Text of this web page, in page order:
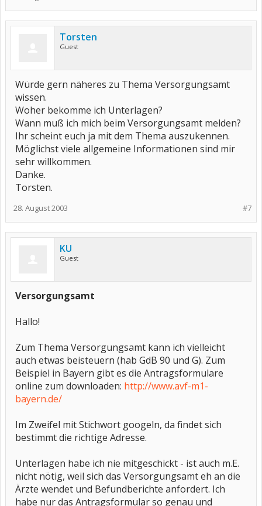
Torsten
Guest
Würde gern näheres zu Thema Versorgungsamt
wissen.
Woher bekomme ich Unterlagen?
Wann muß ich mich beim Versorgungsamt melden?
Ihr scheint euch ja mit dem Thema auszukennen.
Möglichst viele allgemeine Informationen sind mir
sehr willkommen.
Danke.
Torsten.
#7
28. August 2003
KU
Guest
Versorgungsamt
Hallo!
Zum Thema Versorgungsamt kann ich vielleicht
auch etwas beisteuern (hab GdB 90 und G). Zum
Beispiel in Bayern gibt es die Antragsformulare
online zum downloaden: http://www.avf-m1-
bayern.de/
Im Zweifel mit Stichwort googeln, da findet sich
bestimmt die richtige Adresse.
Unterlagen habe ich nie mitgeschickt - ist auch m.E.
nicht nötig, weil sich das Versorgungsamt eh an die
Ärzte wendet und Befundberichte anfordert. Ich
habe nur das Antragsformular so genau und